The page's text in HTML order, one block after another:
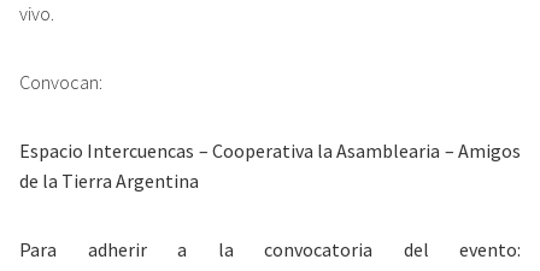
vivo.
Convocan:
Espacio Intercuencas – Cooperativa la Asamblearia – Amigos
de la Tierra Argentina
Para adherir a la convocatoria del evento: